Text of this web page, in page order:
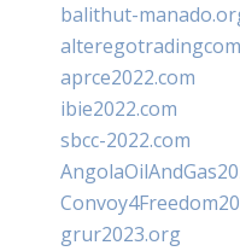
balithut-
aprce2022.com
ibie2022.com
sbcc-2022.com
grur2023.org